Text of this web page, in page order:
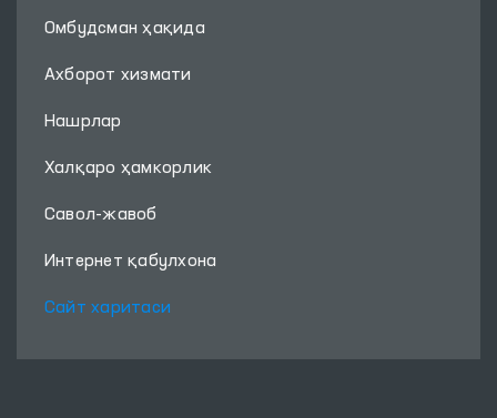
Омбудсман ҳақида
Ахборот хизмати
Нашрлар
Халқаро ҳамкорлик
Савол-жавоб
Интернет қабулхона
Сайт харитаси